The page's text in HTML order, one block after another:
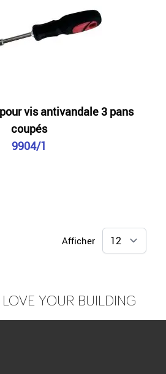
vis antivandale 3 pans
coupés
9904/1
Afficher
YOUR BUILDING